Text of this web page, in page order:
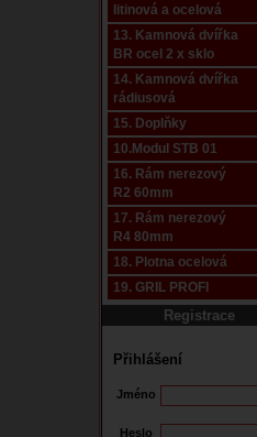
litinová a ocelová
13. Kamnová dvířka
BR ocel 2 x sklo
14. Kamnová dvířka
rádiusová
15. Doplňky
10.Modul STB 01
16. Rám nerezový
R2 60mm
17. Rám nerezový
R4 80mm
18. Plotna ocelová
19. GRIL PROFI
Registrace
Přihlášení
Jméno
Heslo